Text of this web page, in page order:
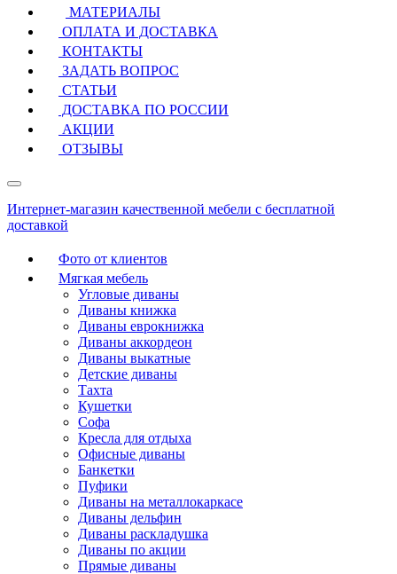
МАТЕРИАЛЫ
ОПЛАТА И ДОСТАВКА
КОНТАКТЫ
ЗАДАТЬ ВОПРОС
СТАТЬИ
ДОСТАВКА ПО РОССИИ
АКЦИИ
ОТЗЫВЫ
Интернет-магазин качественной мебели с бесплатной
доставкой
Фото от клиентов
Мягкая мебель
Угловые диваны
Диваны книжка
Диваны еврокнижка
Диваны аккордеон
Диваны выкатные
Детские диваны
Тахта
Кушетки
Софа
Кресла для отдыха
Офисные диваны
Банкетки
Пуфики
Диваны на металлокаркасе
Диваны дельфин
Диваны раскладушка
Диваны по акции
Прямые диваны